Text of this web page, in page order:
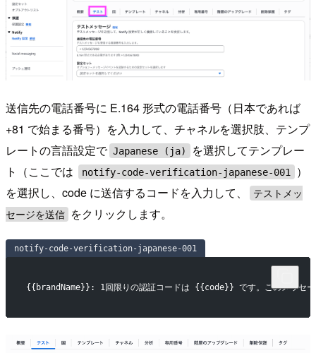
送信先の電話番号に E.164 形式の電話番号（日本であれば
+81 で始まる番号）を入力して、チャネルを選択肢、テンプ
レートの言語設定で Japanese (ja)
を選択してテンプレー
ト（ここでは
notify-code-verification-japanese-001
）
を選択し、code に送信するコードを入力して、
テストメッ
セージを送信
をクリックします。
notify-code-verification-japanese-001
{{brandName}}: 1回限りの認証コードは {{code}} です。このメッセー